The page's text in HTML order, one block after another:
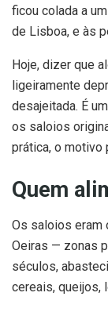
ficou colada a
de Lisboa, e às
Hoje, dizer que
ligeiramente
desajeitada. É
os saloios
prática, o motivo
Quem
Os saloios eram
Oeiras — zonas
séculos,
cereais, queijos,